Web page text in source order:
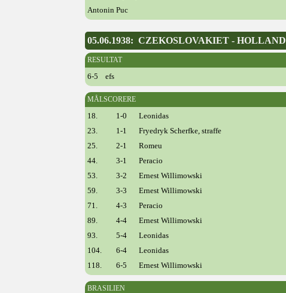
Antonin Puc
05.06.1938: CZEKOSLOVAKIET - HOLLAND
RESULTAT
6-5 efs
MÅLSCORERE
18. 1-0 Leonidas
23.
1-1
Fryedryk Scherfke, straffe
25.
2-1
Romeu
44.
3-1
Peracio
53.
3-2
Ernest Willimowski
59.
3-3
Ernest Willimowski
71.
4-3
Peracio
89.
4-4
Ernest Willimowski
93.
5-4
Leonidas
104.
6-4
Leonidas
118.
6-5 Ernest Willimowski
BRASILIEN